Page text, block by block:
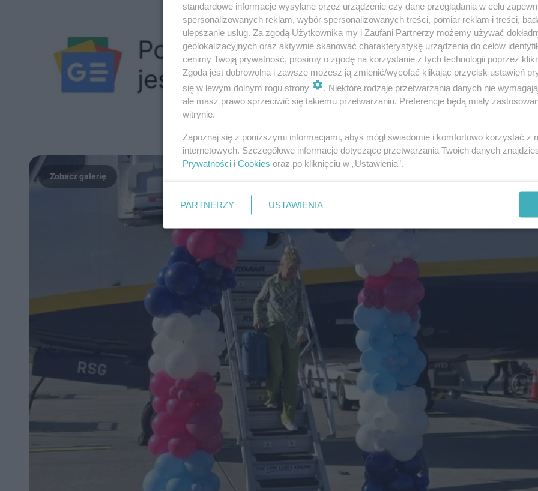
standardowe informacje wysyłane przez urządzenie czy dane przeglądania w celu
spersonalizowanych reklam, wybór spersonalizowanych treści, pomiar reklam i treści,
ulepszanie usług. Za zgodą Użytkownika my i Zaufani Partnerzy możemy używać
geolokalizacyjnych oraz aktywnie skanować charakterystykę urządzenia do celów
cenimy Twoją prywatność, prosimy o zgodę na korzystanie z tych technologii poprzez
Zgoda jest dobrowolna i zawsze możesz ją zmienić/wycofać klikając przycisk ustawień
się w lewym dolnym rogu strony
. Niektóre rodzaje przetwarzania danych nie
ale masz prawo sprzeciwić się takiemu przetwarzaniu. Preferencje będą miały
witrynie.
Zapoznaj się z poniższymi informacjami, abyś mógł świadomie i komfortowo korzystać z
internetowych. Szczegółowe informacje dotyczące przetwarzania Twoich danych
Prywatności i Cookies oraz po kliknięciu w „Ustawienia”.
PARTNERZY USTAWIENIA